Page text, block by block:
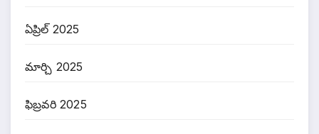
ఏప్రిల్ 2025
మార్చి 2025
ఫిబ్రవరి 2025